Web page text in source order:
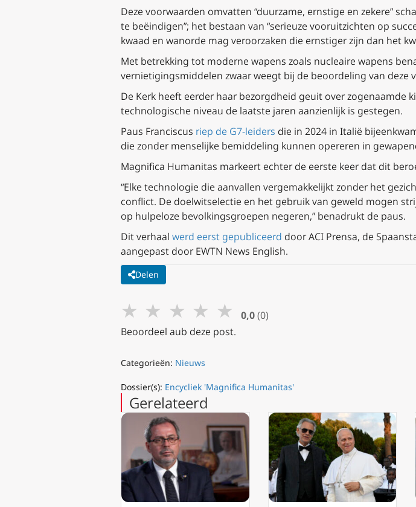
Deze voorwaarden omvatten “duurzame, ernstige en zekere”
te beëindigen”; het bestaan van “serieuze vooruitzichten op
kwaad en wanorde mag veroorzaken die ernstiger zijn dan het
Met betrekking tot moderne wapens zoals nucleaire wapens
vernietigingsmiddelen zwaar weegt bij de beoordeling van deze
De Kerk heeft eerder haar bezorgdheid geuit over zogenaamde
technologische niveau de laatste jaren aanzienlijk is gestegen.
Paus Franciscus riep de G7-leiders die in 2024 in Italië
die zonder menselijke bemiddeling kunnen opereren in
Magnifica Humanitas markeert echter de eerste keer dat dit
“Elke technologie die aanvallen vergemakkelijkt zonder het
conflict. De doelwitselectie en het gebruik van geweld mogen
op hulpeloze bevolkingsgroepen negeren,” benadrukt de paus.
Dit verhaal werd eerst gepubliceerd door ACI Prensa, de
aangepast door EWTN News English.
Delen
★ ★ ★ ★ ★ 0,0 (0)
Beoordeel aub deze post.
Categorieën: Nieuws
Dossier(s): Encycliek 'Magnifica Humanitas'
Gerelateerd